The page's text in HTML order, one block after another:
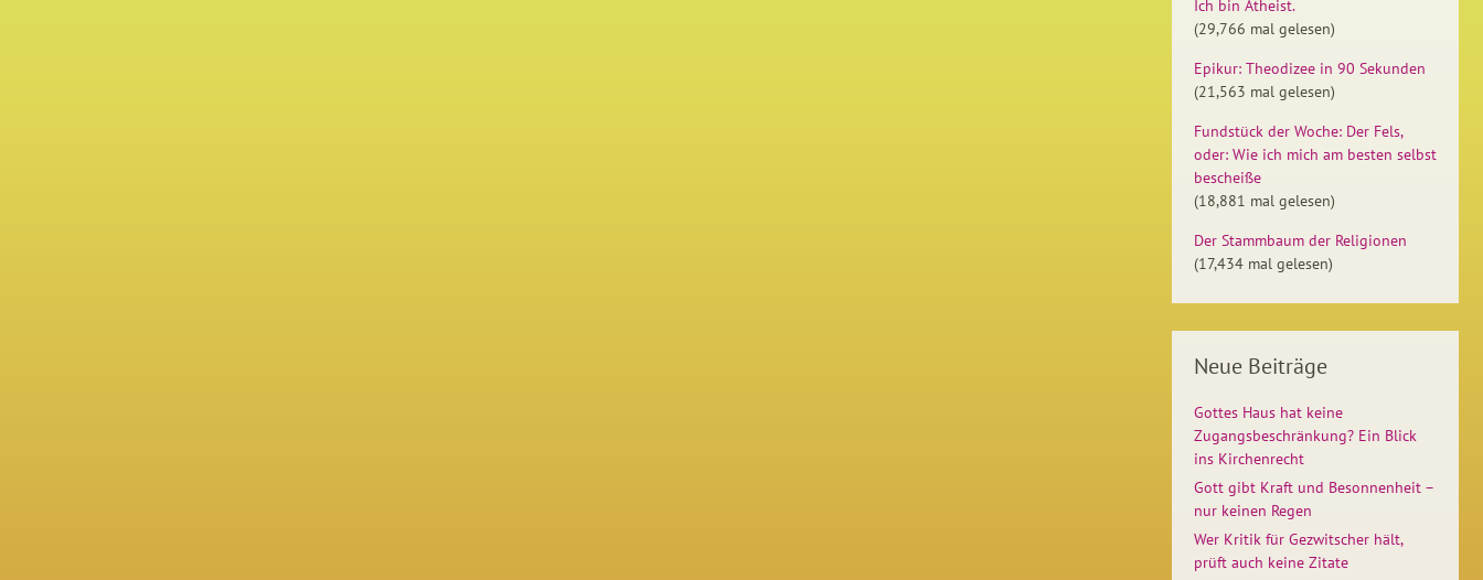
Ich bin Atheist.
(29,766 mal gelesen)
Epikur: Theodizee in 90 Sekunden
(21,563 mal gelesen)
Fundstück der Woche: Der Fels,
oder: Wie ich mich am besten selbst
bescheiße
(18,881 mal gelesen)
Der Stammbaum der Religionen
(17,434 mal gelesen)
Neue Beiträge
Gottes Haus hat keine
Zugangsbeschränkung? Ein Blick
ins Kirchenrecht
Gott gibt Kraft und Besonnenheit –
nur keinen Regen
Wer Kritik für Gezwitscher hält,
prüft auch keine Zitate